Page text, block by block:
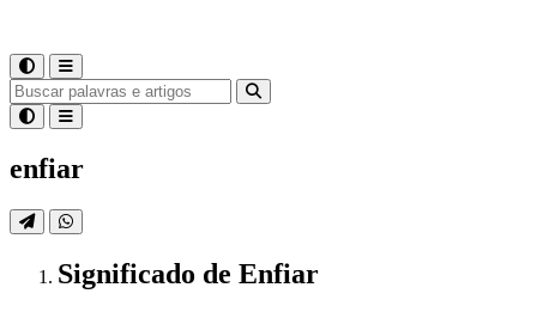
enfiar
Significado de Enfiar